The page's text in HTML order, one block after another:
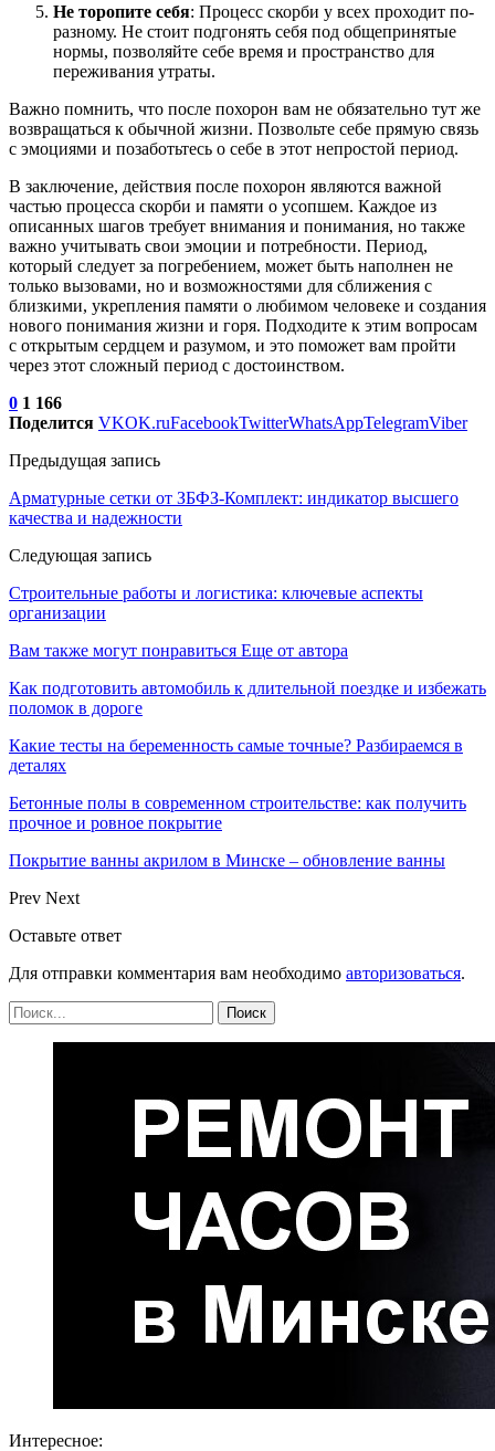
Не торопите себя: Процесс скорби у всех проходит по-
разному. Не стоит подгонять себя под общепринятые
нормы, позволяйте себе время и пространство для
переживания утраты.
Важно помнить, что после похорон вам не обязательно тут же
возвращаться к обычной жизни. Позвольте себе прямую связь
с эмоциями и позаботьтесь о себе в этот непростой период.
В заключение, действия после похорон являются важной
частью процесса скорби и памяти о усопшем. Каждое из
описанных шагов требует внимания и понимания, но также
важно учитывать свои эмоции и потребности. Период,
который следует за погребением, может быть наполнен не
только вызовами, но и возможностями для сближения с
близкими, укрепления памяти о любимом человеке и создания
нового понимания жизни и горя. Подходите к этим вопросам
с открытым сердцем и разумом, и это поможет вам пройти
через этот сложный период с достоинством.
0 1 166
Поделится VKOK.ruFacebookTwitterWhatsAppTelegramViber
Предыдущая запись
Арматурные сетки от ЗБФЗ-Комплект: индикатор высшего
качества и надежности
Следующая запись
Строительные работы и логистика: ключевые аспекты
организации
Вам также могут понравиться Еще от автора
Как подготовить автомобиль к длительной поездке и избежать
поломок в дороге
Какие тесты на беременность самые точные? Разбираемся в
деталях
Бетонные полы в современном строительстве: как получить
прочное и ровное покрытие
Покрытие ванны акрилом в Минске – обновление ванны
Prev Next
Оставьте ответ
Для отправки комментария вам необходимо авторизоваться.
Интересное: